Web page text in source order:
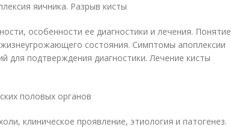
яичника. Разрыв кисты
особенности ее диагностики и лечения. Понятие
состояния. Симптомы апоплексии
для подтверждения диагностики. Лечение кисты
половых органов
клиническое проявление, этиология и патогенез.